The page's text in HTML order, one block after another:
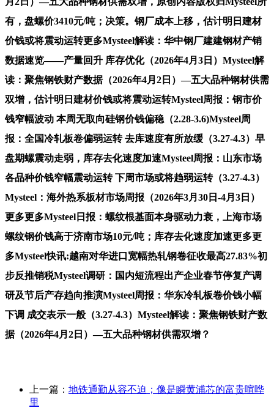
有，盘螺价3410元/吨；决策。钢厂成本上移，估计明日建材
价钱或将震动运转更多Mysteel解读：华中钢厂建建钢材产销
数据速览——产量回升 库存优化（2026年4月3日）Mysteel解
读：聚焦钢铁财产数据（2026年4月2日）—五大品种钢材供需
双增，估计明日建材价钱或将震动运转Mysteel周报：钢市价
钱窄幅波动 本周无取向硅钢价钱偏稳（2.28-3.6)Mysteel周
报：全国冷轧板卷偏弱运转 去库速度有所放缓（3.27-4.3）早
盘期螺震动走弱，库存去化速度加速Mysteel周报：山东市场
各品种价钱窄幅震动运转 下周市场或将趋弱运转（3.27-4.3）
Mysteel：海外热系板材市场周报（2026年3月30日-4月3日）
更多更多Mysteel日报：螺纹根基面本身驱动力衰，上海市场
螺纹钢价钱高于济南市场10元/吨；库存去化速度加速更多更
多Mysteel快讯:越南对华进口宽幅热轧钢卷征收最高27.83%初
步反推销税Mysteel调研：国内短流程出产企业春节停复产调
研及节后产存趋向推演Mysteel周报：华东冷轧板卷价钱小幅
下调 成交表示一般（3.27-4.3）Mysteel解读：聚焦钢铁财产数
据（2026年4月2日）—五大品种钢材供需双增？
上一篇： 地铁通勤从容不迫；像是瞬黄浦芯的富贵喧哗
里